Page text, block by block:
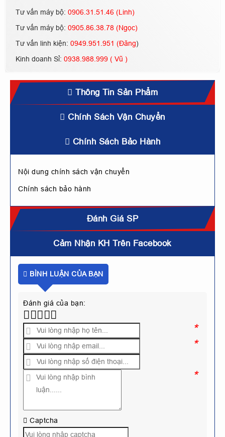
Tư vấn máy bộ: 0906.31.51.46 (Linh)
Tư vấn máy bộ: 0905.86.38.78 (Ngọc)
Tư vấn linh kiện: 0949.951.951 (Đăng)
Kinh doanh Sỉ: 0938.988.999 ( Vũ )
Thông Tin Sản Phẩm
Chính Sách Vận Chuyển
Chính Sách Bảo Hành
Nội dung chính sách vận chuyển
Chính sách bảo hành
Đánh Giá SP
Cảm Nhận KH Trên Facebook
BÌNH LUẬN CỦA BẠN
Đánh giá của bạn:
*
*
*
Captcha